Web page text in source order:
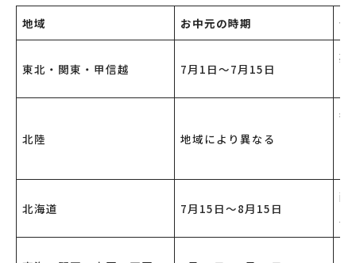
地域 お中元の時期 備
東北・関東・甲信越 7月1日〜7月15日
期
北陸 地域により異なる
都
北海道 7月15日〜8月15日
配
手